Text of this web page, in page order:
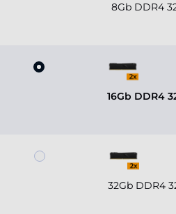
8Gb DDR4
16Gb DDR4
32Gb DDR4